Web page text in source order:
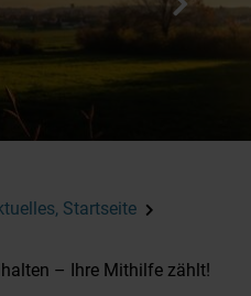
Startseite
– Ihre Mithilfe zählt!